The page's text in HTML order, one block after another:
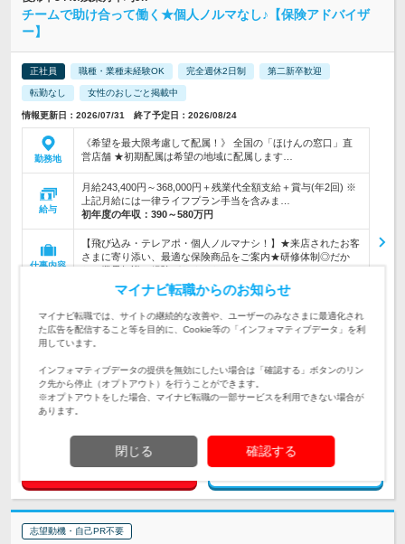
チームで助け合って働く★個人ノルマなし♪【保険アドバイザ
ー】
正社員 職種・業種未経験OK 完全週休2日制 第二新卒歓迎
転勤なし 女性のおしごと掲載中
情報更新日：2026/07/31 終了予定日：2026/08/24
勤務地
《希望を最大限考慮して配属！》 全国の「ほけんの窓口」直
営店舗 ★初期配属は希望の地域に配属します…
給与
月給243,400円～368,000円＋残業代全額支給＋賞与(年2回) ※
上記月給には一律ライフプラン手当を含みま…
初年度の年収： 390～580万円
仕事内容
【飛び込み・テレアポ・個人ノルマナシ！】★来店されたお客
さまに寄り添い、最適な保険商品をご案内★研修体制◎だか
ら、業界知識や経験がなくてもOK
対象と
なる方
《必須の経験はありません！》【業界未経験・第二新卒歓迎】
【20～30代活躍中】◆チームでサポートしあうから、定着率は
94％！◆人柄重視の採用です
設立：1995年4月／従業員数：3,673人／本社所在
地：東京都
求人詳細を見る 気になる
志望動機・自己PR不要
マイナビ転職からのお知らせ
マイナビ転職では、サイトの継続的な改善や、ユーザーのみなさまに最適化され
た広告を配信すること等を目的に、Cookie等の「インフォマティブデータ」を利
用しています。
インフォマティブデータの提供を無効にしたい場合は「確認する」ボタンのリン
ク先から停止（オプトアウト）を行うことができます。
※オプトアウトをした場合、マイナビ転職の一部サービスを利用できない場合が
あります。
閉じる 確認する